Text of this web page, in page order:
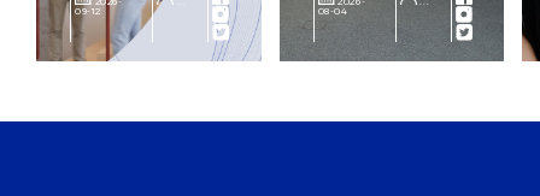
09-12
հայտնի են
հաղթողները
08-04